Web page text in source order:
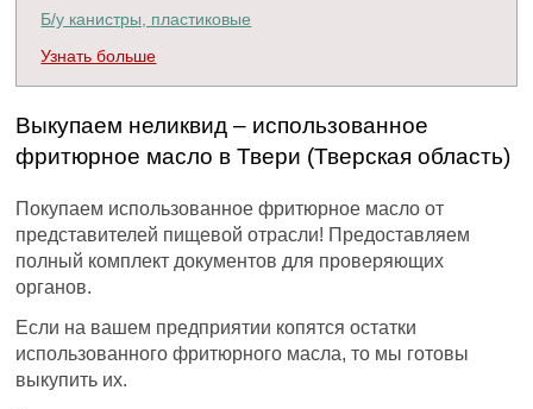
Б/у канистры, пластиковые
Узнать больше
Выкупаем неликвид – использованное
фритюрное масло в Твери (Тверская область)
Покупаем использованное фритюрное масло от
представителей пищевой отрасли! Предоставляем
полный комплект документов для проверяющих
органов.
Если на вашем предприятии копятся остатки
использованного фритюрного масла, то мы готовы
выкупить их.